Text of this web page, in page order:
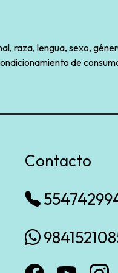
raza, lengua, sexo,
de
Contacto